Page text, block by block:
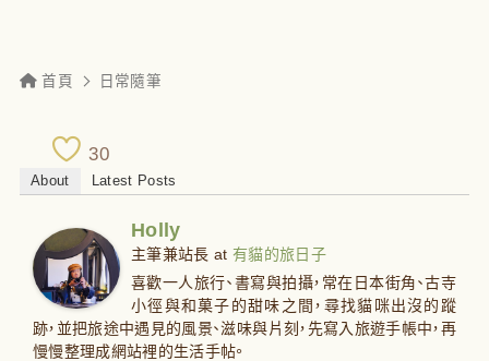
首頁 日常隨筆
30
About Latest Posts
Holly
主筆兼站長 at 有貓的旅日子
喜歡一人旅行、書寫與拍攝，常在日本街角、古寺
小徑與和菓子的甜味之間，尋找貓咪出沒的蹤
跡，並把旅途中遇見的風景、滋味與片刻，先寫入旅遊手帳中，再
慢慢整理成網站裡的生活手帖。